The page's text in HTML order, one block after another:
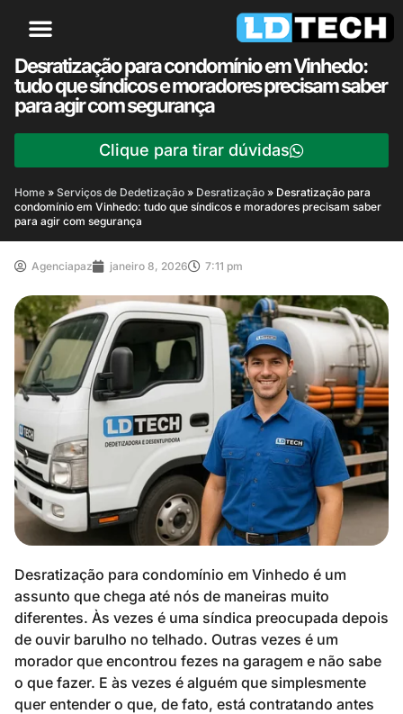
Desratização para condomínio em Vinhedo:
tudo que síndicos e moradores precisam saber
para agir com segurança
Clique para tirar dúvidas
Home » Serviços de Dedetização » Desratização » Desratização para
condomínio em Vinhedo: tudo que síndicos e moradores precisam saber
para agir com segurança
Agenciapaz janeiro 8, 2026 7:11 pm
Desratização para condomínio em Vinhedo é um
assunto que chega até nós de maneiras muito
diferentes. Às vezes é uma síndica preocupada depois
de ouvir barulho no telhado. Outras vezes é um
morador que encontrou fezes na garagem e não sabe
o que fazer. E às vezes é alguém que simplesmente
quer entender o que, de fato, está contratando antes